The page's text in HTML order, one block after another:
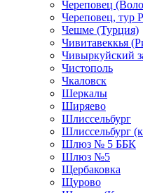
Череповец
Череповец, тур
Чешме (Турция)
Чивитавеккья
Чивыркуйский
Чистополь
Чкаловск
Шеркалы
Ширяево
Шлиссельбург
Шлиссельбург
Шлюз № 5 ББК
Шлюз №5
Щербаковка
Щурово